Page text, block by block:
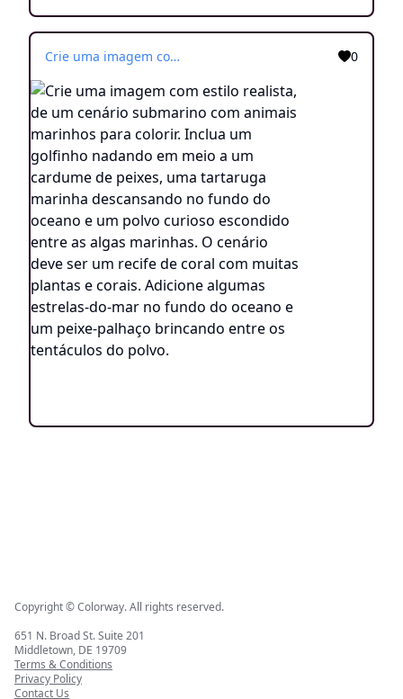
Crie uma imagem com estilo realista, de um cenário submarino com animais marinhos para colorir. Inclua um golfinho nadando em meio a um cardume de peixes, uma tartaruga marinha descansando no fundo do oceano e um polvo curioso escondido entre as algas marinhas. O cenário deve ser um recife de coral com muitas plantas e corais. Adicione algumas estrelas-do-mar no fundo do oceano e um peixe-palhaço brincando entre os tentáculos do polvo. 0
Copyright © Colorway. All rights reserved.
651 N. Broad St. Suite 201
Middletown, DE 19709
Terms & Conditions
Privacy Policy
Contact Us